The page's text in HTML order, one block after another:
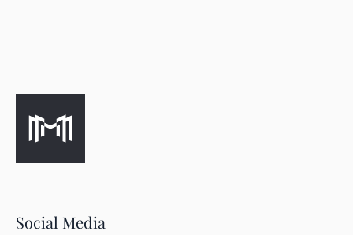
Social Media